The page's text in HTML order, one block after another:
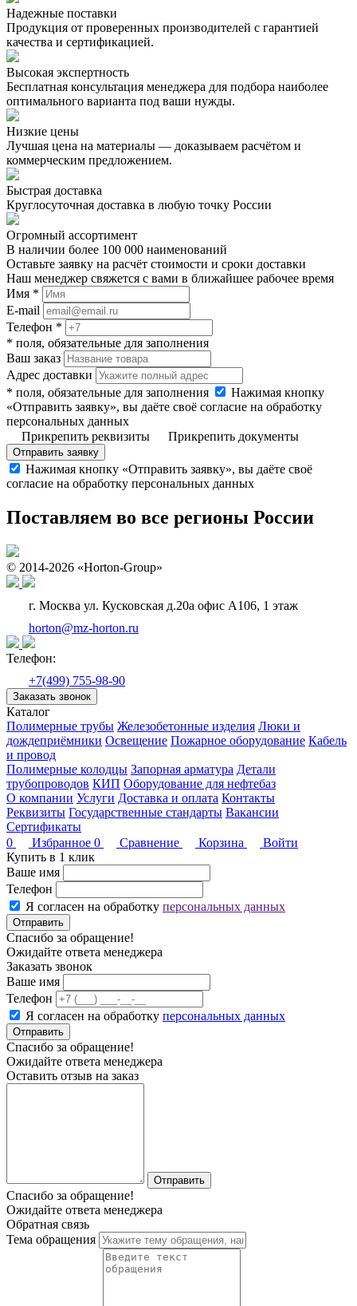
Надежные поставки
Продукция от проверенных производителей с гарантией
качества и сертификацией.
Высокая экспертность
Бесплатная консультация менеджера для подбора наиболее
оптимального варианта под ваши нужды.
Низкие цены
Лучшая цена на материалы — доказываем расчётом и
коммерческим предложением.
Быстрая доставка
Круглосуточная доставка в любую точку России
Огромный ассортимент
В наличии более 100 000 наименований
Оставьте заявку на расчёт стоимости и сроки доставки
Наш менеджер свяжется с вами в ближайшее рабочее время
Имя *
E-mail
Телефон *
* поля, обязательные для заполнения
Ваш заказ
Адрес доставки
* поля, обязательные для заполнения
Нажимая кнопку
«Отправить заявку», вы даёте своё согласие на обработку
персональных данных
Прикрепить реквизиты
Прикрепить документы
Отправить заявку
Нажимая кнопку «Отправить заявку», вы даёте своё
согласие на обработку персональных данных
Поставляем во все регионы России
© 2014-2026 «Horton-Group»
г. Москва ул. Кусковская д.20а офис А106, 1 этаж
horton@mz-horton.ru
Телефон:
+7(499) 755-98-90
Заказать звонок
Каталог
Полимерные трубы Железобетонные изделия Люки и
дождеприёмники Освещение Пожарное оборудование Кабель
и провод
Полимерные колодцы Запорная арматура Детали
трубопроводов КИП Оборудование для нефтебаз
О компании Услуги Доставка и оплата Контакты
Реквизиты Государственные стандарты Вакансии
Сертификаты
0
Избранное 0 Сравнение Корзина
Войти
Купить в 1 клик
Ваше имя
Телефон
Я согласен на обработку персональных данных
Отправить
Спасибо за обращение!
Ожидайте ответа менеджера
Заказать звонок
Ваше имя
Телефон
Я согласен на обработку персональных данных
Отправить
Спасибо за обращение!
Ожидайте ответа менеджера
Оставить отзыв на заказ
Отправить
Спасибо за обращение!
Ожидайте ответа менеджера
Обратная связь
Тема обращения